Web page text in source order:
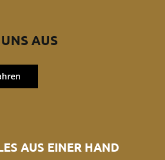
UNS AUS
AUS EINER HAND